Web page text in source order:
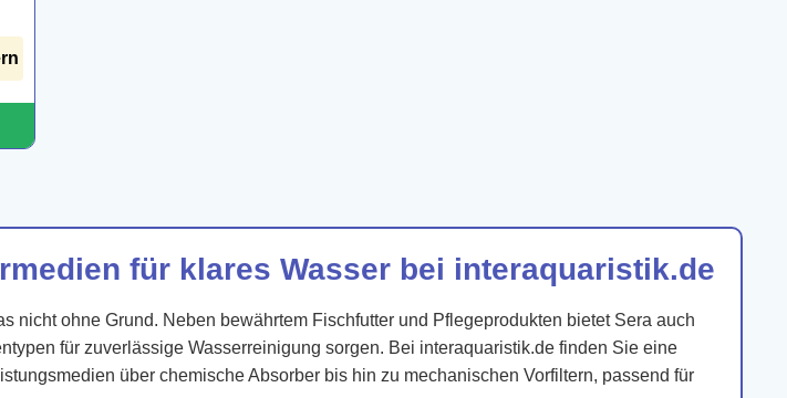
für klares Wasser bei interaquaristik.de
nicht ohne Grund. Neben bewährtem Fischfutter und Pflegeprodukten bietet Sera auch
für zuverlässige Wasserreinigung sorgen. Bei interaquaristik.de finden Sie eine
über chemische Absorber bis hin zu mechanischen Vorfiltern, passend für